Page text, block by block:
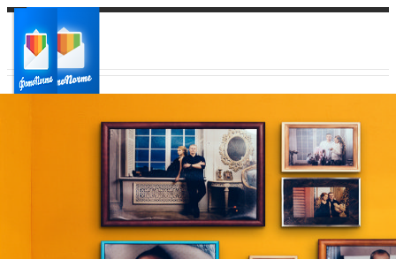
Ваш регион доставки
Выберите из списка: